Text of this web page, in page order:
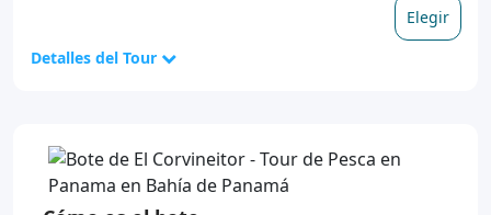
Elegir
Detalles del Tour